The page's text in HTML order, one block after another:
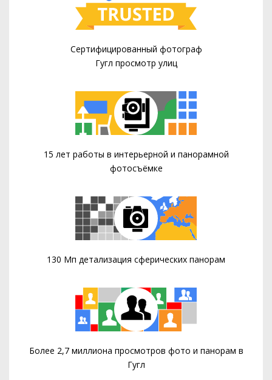
Сертифицированный фотограф
Гугл просмотр улиц
15 лет работы в интерьерной и панорамной
фотосъёмке
130 Мп детализация сферических панорам
Более 2,7 миллиона просмотров фото и панорам в
Гугл